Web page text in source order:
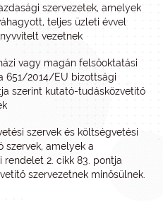
szervezetek, amelyek
teljes üzleti évvel
vezetnek
vagy magán felsőoktatási
651/2014/EU bizottsági
szerint kutató-tudásközvetítő
szervek és költségvetési
szervek, amelyek a
2. cikk 83. pontja
szervezetnek minősülnek.